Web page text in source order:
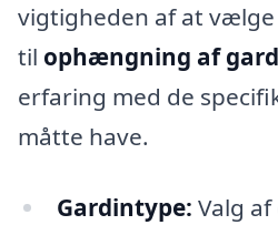
vigtigheden af at
til ophængning af
erfaring med de
måtte have.
Gardintype: Valg